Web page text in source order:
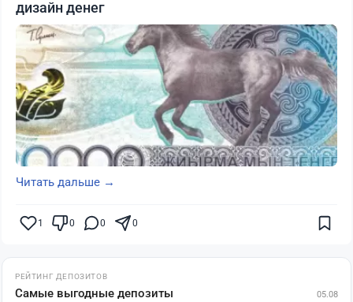
дизайн денег
Читать дальше →
1 0 0 0
РЕЙТИНГ ДЕПОЗИТОВ
Самые выгодные депозиты 05.08